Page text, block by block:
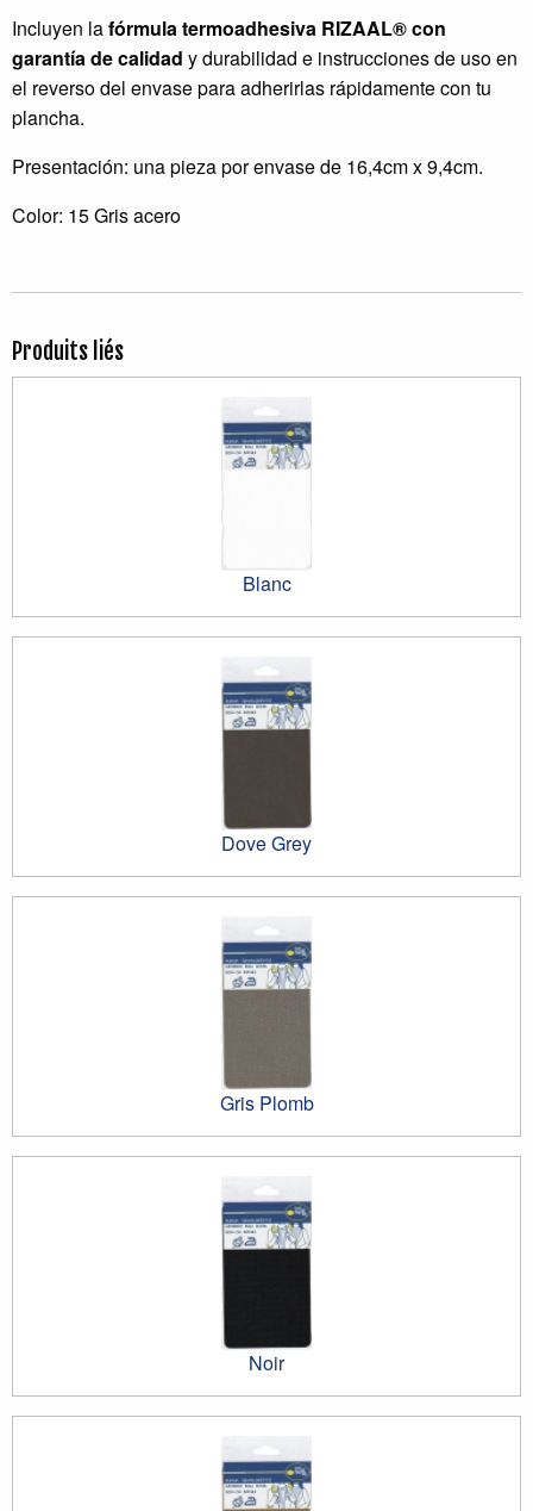
Incluyen lafórmula termoadhesiva RIZAAL®con
garantía de calidad y durabilidad e instrucciones de uso en
el reverso del envase para adherirlas rápidamente con tu
plancha.
Presentación: una pieza por envase de 16,4cm x 9,4cm.
Color: 15 Gris acero
Produits liés
Blanc
Dove Grey
Gris Plomb
Noir